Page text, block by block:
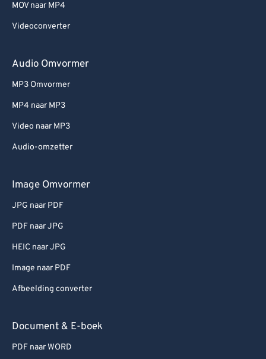
MOV naar MP4
Videoconverter
Audio Omvormer
MP3 Omvormer
MP4 naar MP3
Video naar MP3
Audio-omzetter
Image Omvormer
JPG naar PDF
PDF naar JPG
HEIC naar JPG
Image naar PDF
Afbeelding converter
Document & E-boek
PDF naar WORD